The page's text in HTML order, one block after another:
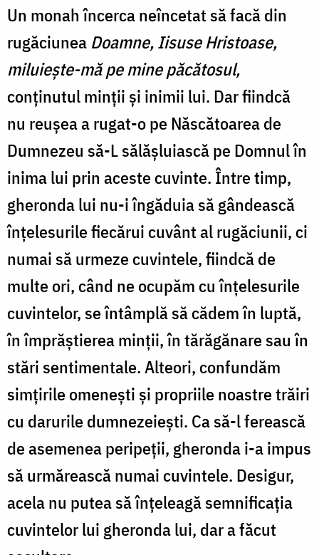
Un monah încerca neîncetat să facă din
rugăciunea Doamne, Iisuse Hristoase,
miluiește-mă pe mine păcătosul,
conținutul minții și inimii lui. Dar fiindcă
nu reușea a rugat-o pe Născătoarea de
Dumnezeu să-L sălășluiască pe Domnul în
inima lui prin aceste cuvinte. Între timp,
gheronda lui nu-i îngăduia să gândească
înțelesurile fiecărui cuvânt al rugăciunii, ci
numai să urmeze cuvintele, fiindcă de
multe ori, când ne ocupăm cu înțelesurile
cuvintelor, se întâmplă să cădem în luptă,
în împrăștierea minții, în tărăgănare sau în
stări sentimentale. Alteori, confundăm
simțirile omenești și propriile noastre trăiri
cu darurile dumnezeiești. Ca să-l ferească
de asemenea peripeții, gheronda i-a impus
să urmărească numai cuvintele. Desigur,
acela nu putea să înțeleagă semnificația
cuvintelor lui gheronda lui, dar a făcut